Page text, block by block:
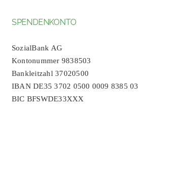
SPENDENKONTO
SozialBank AG
Kontonummer 9838503
Bankleitzahl 37020500
IBAN DE35 3702 0500 0009 8385 03
BIC BFSWDE33XXX